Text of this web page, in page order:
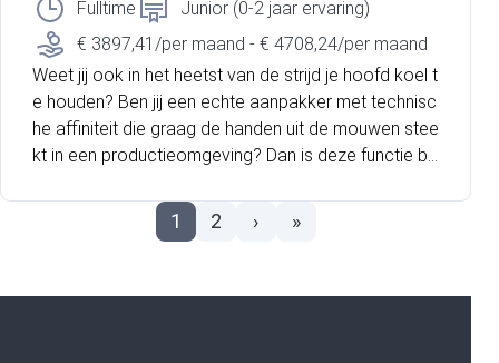
turele aanstelling voor gemiddeld 20 uur per week. J
e werkt in een schone, rustige en prettige werkomge
ving waar oog voor detail en kwaliteit belangrijk zijn.
Fulltime
Junior (0-2 jaar ervaring)
€ 3897,41/per maand - € 4708,24/per maand
Weet jij ook in het heetst van de strijd je hoofd koel t
e houden? Ben jij een echte aanpakker met technisc
he affiniteit die graag de handen uit de mouwen stee
kt in een productieomgeving? Dan is deze functie bij
jaar dé wereldwijde koploper in steenwoloplossinge
n. Met 12.000 collega’s wereldwijd, waarvan 1.200 in
1 2 › »